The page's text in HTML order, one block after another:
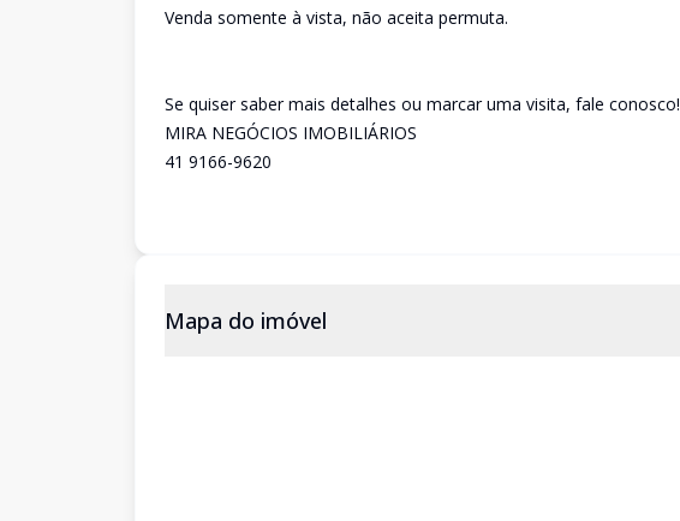
Venda somente à vista, não aceita permuta.
Se quiser saber mais detalhes ou marcar uma visita, fale conosco!
MIRA NEGÓCIOS IMOBILIÁRIOS
41 9166-9620
Mapa do imóvel